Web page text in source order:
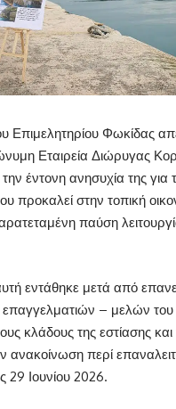
Επιμελητηρίου Φωκίδας
Εταιρεία Διώρυγας
έντονη ανησυχία της για
προκαλεί στην τοπική
παύση
εντάθηκε μετά από
επαγγελματιών – μελών του
κλάδους της εστίασης και
ανακοίνωση περί
29 Ιουνίου 2026.